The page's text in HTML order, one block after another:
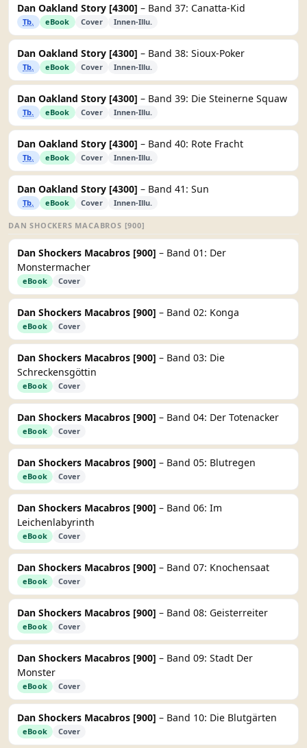
Dan Oakland Story [4300] – Band 37: Canatta-Kid
Tb. eBook Cover Innen-Illu.
Dan Oakland Story [4300] – Band 38: Sioux-Poker
Tb. eBook Cover Innen-Illu.
Dan Oakland Story [4300] – Band 39: Die Steinerne Squaw
Tb. eBook Cover Innen-Illu.
Dan Oakland Story [4300] – Band 40: Rote Fracht
Tb. eBook Cover Innen-Illu.
Dan Oakland Story [4300] – Band 41: Sun
Tb. eBook Cover Innen-Illu.
DAN SHOCKERS MACABROS [900]
Dan Shockers Macabros [900] – Band 01: Der
Monstermacher
eBook Cover
Dan Shockers Macabros [900] – Band 02: Konga
eBook Cover
Dan Shockers Macabros [900] – Band 03: Die
Schreckensgöttin
eBook Cover
Dan Shockers Macabros [900] – Band 04: Der Totenacker
eBook Cover
Dan Shockers Macabros [900] – Band 05: Blutregen
eBook Cover
Dan Shockers Macabros [900] – Band 06: Im
Leichenlabyrinth
eBook Cover
Dan Shockers Macabros [900] – Band 07: Knochensaat
eBook Cover
Dan Shockers Macabros [900] – Band 08: Geisterreiter
eBook Cover
Dan Shockers Macabros [900] – Band 09: Stadt Der
Monster
eBook Cover
Dan Shockers Macabros [900] – Band 10: Die Blutgärten
eBook Cover